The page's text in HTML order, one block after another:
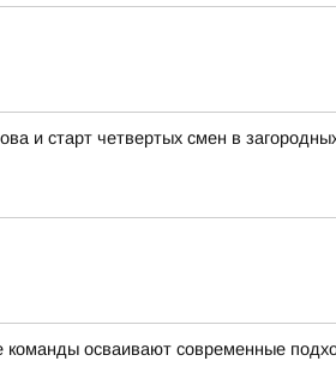
и старт четвертых смен в
команды осваивают современные